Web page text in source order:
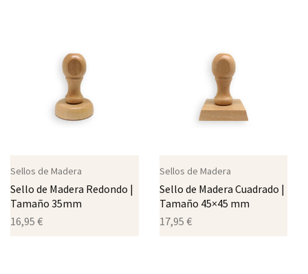
Sellos de Madera
Sello de Madera Redondo |
Tamaño 35mm
16,95 €
Sellos de Madera
Sello de Madera Cuadrado |
Tamaño 45×45 mm
17,95 €